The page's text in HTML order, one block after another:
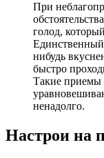
При
голод,
Единственный
нибудь
быстро
Такие приемы
ненадолго.
Настрои на